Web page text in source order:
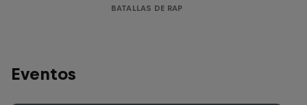
BATALLAS DE RAP
Eventos